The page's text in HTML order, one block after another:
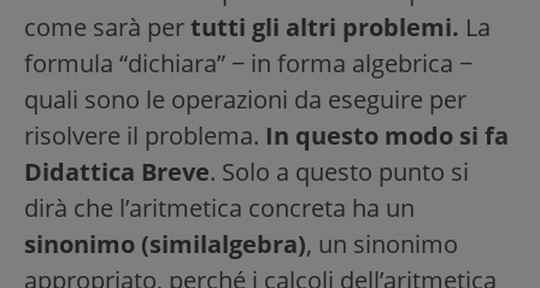
come sarà pertutti gli altri problemi. La
formula “dichiara” − in forma algebrica −
quali sono le operazioni da eseguire per
risolvere il problema. In questo modo si fa
Didattica Breve. Solo a questo punto si
dirà che l’aritmetica concreta ha un
sinonimo (similalgebra), un sinonimo
appropriato, perché i calcoli dell’aritmetica